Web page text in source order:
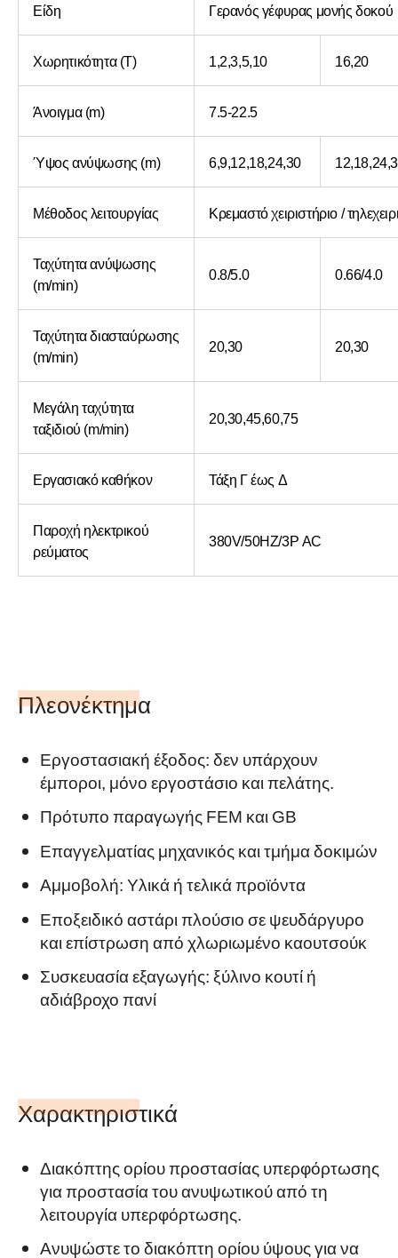
Είδη Γερανός γέφυρας μονής δοκού
Χωρητικότητα (T) 1,2,3,5,10 16,20
Άνοιγμα (m) 7.5-22.5
Ύψος ανύψωσης (m) 6,9,12,18,24,30
Μέθοδος λειτουργίας Κρεμαστό χειριστήριο /
Ταχύτητα ανύψωσης
(m/min)
0.8/5.0 0.66/4.0
Ταχύτητα διασταύρωσης
(m/min)
20,30 20,30
Μεγάλη ταχύτητα
ταξιδιού (m/min)
20,30,45,60,75
Εργασιακό καθήκον Τάξη Γ έως Δ
Παροχή ηλεκτρικού
ρεύματος
380V/50HZ/3P AC
Πλεονέκτημα
Εργοστασιακή έξοδος: δεν υπάρχουν
έμποροι, μόνο εργοστάσιο και πελάτης.
Πρότυπο παραγωγής FEM και GB
Επαγγελματίας μηχανικός και τμήμα δοκιμών
Αμμοβολή: Υλικά ή τελικά προϊόντα
Εποξειδικό αστάρι πλούσιο σε ψευδάργυρο
και επίστρωση από χλωριωμένο καουτσούκ
Συσκευασία εξαγωγής: ξύλινο κουτί ή
αδιάβροχο πανί
Χαρακτηριστικά
Διακόπτης ορίου προστασίας υπερφόρτωσης
για προστασία του ανυψωτικού από τη
λειτουργία υπερφόρτωσης.
Ανυψώστε το διακόπτη ορίου ύψους για να